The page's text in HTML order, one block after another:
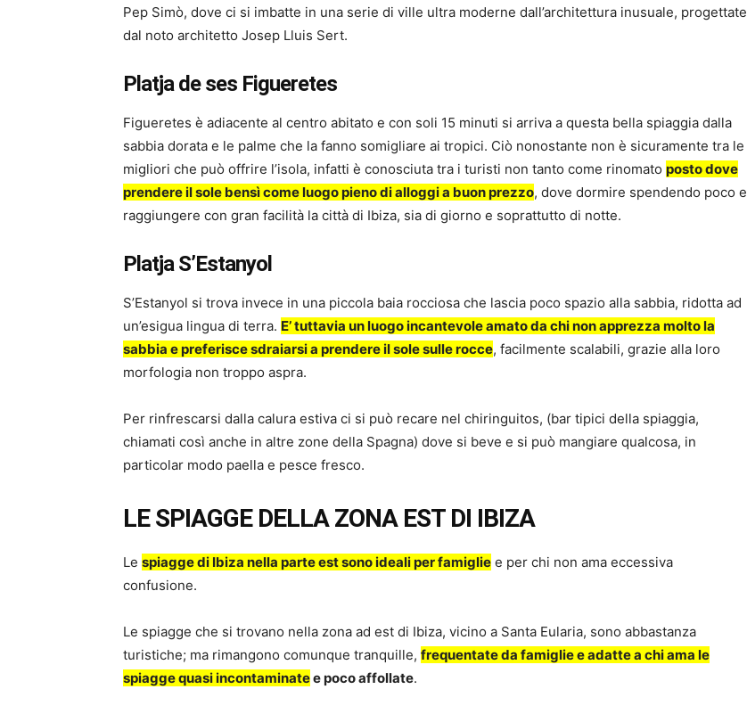
Pep Simò, dove ci si imbatte in una serie di ville ultra moderne dall’architettura inusuale, progettate
dal noto architetto Josep Lluis Sert.
Platja de ses Figueretes
Figueretes è adiacente al centro abitato e con soli 15 minuti si arriva a questa bella spiaggia dalla
sabbia dorata e le palme che la fanno somigliare ai tropici. Ciò nonostante non è sicuramente tra le
migliori che può offrire l’isola, infatti è conosciuta tra i turisti non tanto come rinomato posto dove
prendere il sole bensì come luogo pieno di alloggi a buon prezzo, dove dormire spendendo poco e
raggiungere con gran facilità la città di Ibiza, sia di giorno e soprattutto di notte.
Platja S’Estanyol
S’Estanyol si trova invece in una piccola baia rocciosa che lascia poco spazio alla sabbia, ridotta ad
un’esigua lingua di terra. E’ tuttavia un luogo incantevole amato da chi non apprezza molto la
sabbia e preferisce sdraiarsi a prendere il sole sulle rocce, facilmente scalabili, grazie alla loro
morfologia non troppo aspra.
Per rinfrescarsi dalla calura estiva ci si può recare nel chiringuitos, (bar tipici della spiaggia,
chiamati così anche in altre zone della Spagna) dove si beve e si può mangiare qualcosa, in
particolar modo paella e pesce fresco.
LE SPIAGGE DELLA ZONA EST DI IBIZA
Le spiagge di Ibiza nella parte est sono ideali per famiglie e per chi non ama eccessiva
confusione.
Le spiagge che si trovano nella zona ad est di Ibiza, vicino a Santa Eularia, sono abbastanza
turistiche; ma rimangono comunque tranquille, frequentate da famiglie e adatte a chi ama le
spiagge quasi incontaminatee poco affollate.